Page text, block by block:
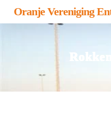
Oranje Vereniging